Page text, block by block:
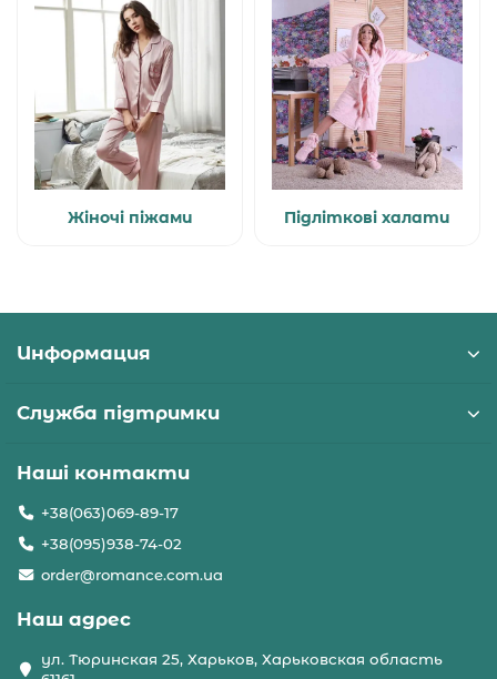
Жіночі піжами Підліткові халати
Информация
Служба підтримки
Наші контакти
+38(063)069-89-17
+38(095)938-74-02
order@romance.com.ua
Наш адрес
ул. Тюринская 25, Харьков, Харьковская область